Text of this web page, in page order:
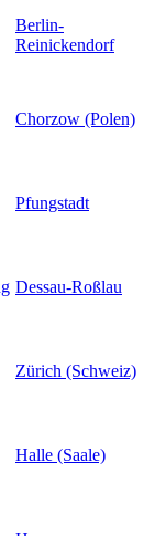
Berlin-
Reinickendorf
Chorzow (Polen)
Pfungstadt
Dessau-Roßlau
Zürich (Schweiz)
Halle (Saale)